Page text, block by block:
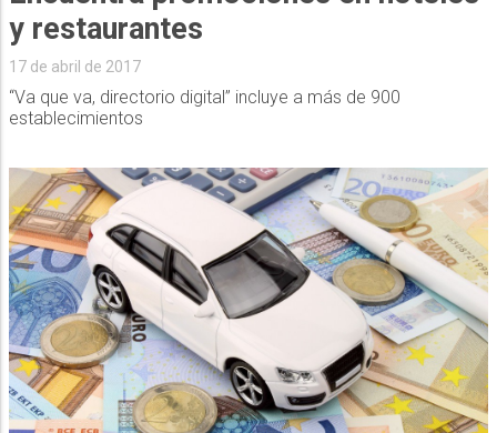
y restaurantes
17 de abril de 2017
“Va que va, directorio digital” incluye a más de 900
establecimientos